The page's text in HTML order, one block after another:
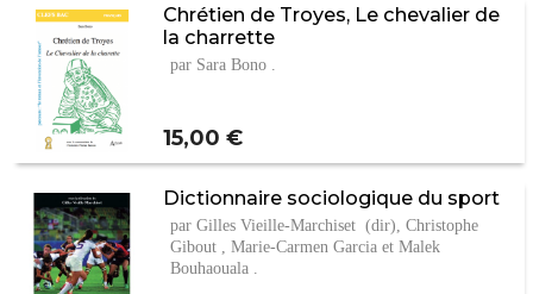
Chrétien de Troyes, Le chevalier de
la charrette
par Sara Bono .
Prix
15,00 €
Dictionnaire sociologique du sport
par Gilles Vieille-Marchiset (dir), Christophe
Gibout , Marie-Carmen Garcia et Malek
Bouhaouala .